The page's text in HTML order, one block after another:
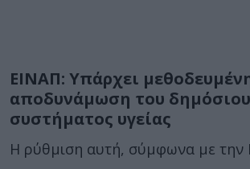
ΕΙΝΑΠ: Υπάρχει
αποδυνάμωση του δημόσιου
συστήματος υγείας
Η ρύθμιση αυτή, σύμφωνα με την